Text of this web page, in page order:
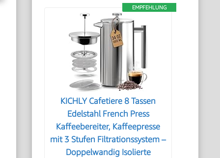
EMPFEHLUNG
KICHLY Cafetiere 8 Tassen
Edelstahl French Press
Kaffeebereiter, Kaffeepresse
mit 3 Stufen Filtrationssystem –
Doppelwandig Isolierte